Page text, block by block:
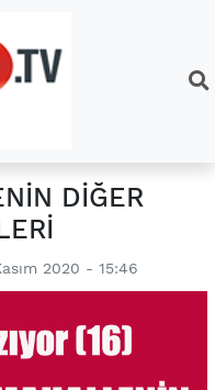
DİĞER
2020 - 15:46